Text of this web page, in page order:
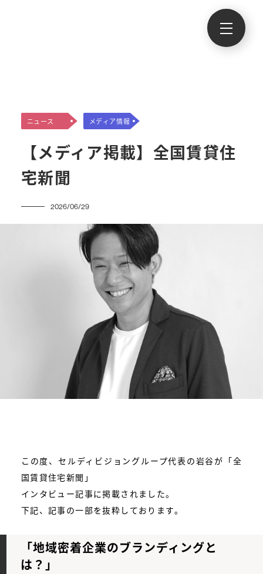
ニュース メディア情報
【メディア掲載】全国賃貸住
宅新聞
2026/06/29
この度、セルディビジョングループ代表の岩谷が「全
国賃貸住宅新聞」
インタビュー記事に掲載されました。
下記、記事の一部を抜粋しております。
「地域密着企業のブランディングと
は？」